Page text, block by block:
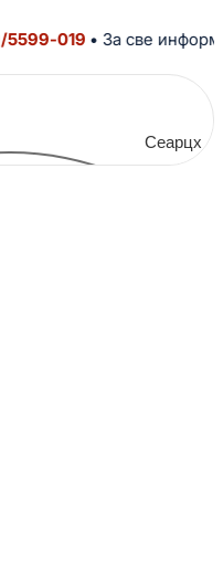
019• За све
Сеарцх